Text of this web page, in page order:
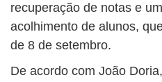
recuperação de notas e
acolhimento de alunos,
de 8 de setembro.
De acordo com João